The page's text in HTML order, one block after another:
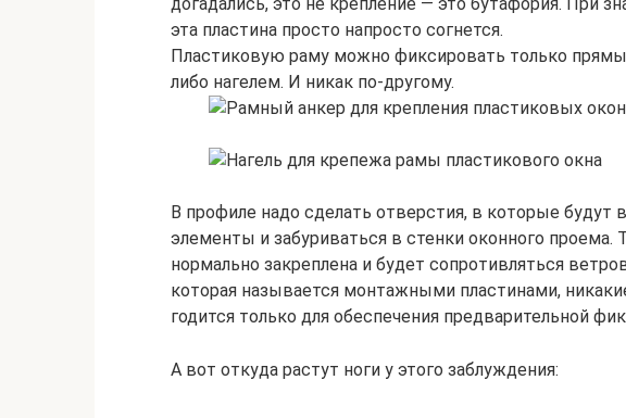
эта пластина просто напросто согнется.
Пластиковую раму можно фиксировать только
либо нагелем. И никак по-другому.
В профиле надо сделать отверстия, в которые будут
элементы и забуриваться в стенки оконного проема.
нормально закреплена и будет сопротивляться
которая называется монтажными пластинами,
годится только для обеспечения предварительной
А вот откуда растут ноги у этого заблуждения: